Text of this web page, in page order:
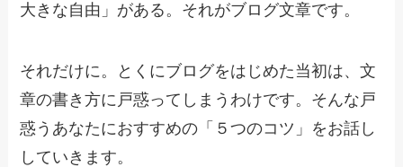
大きな自由」がある。それがブログ文章です。
それだけに。とくにブログをはじめた当初は、文
章の書き方に戸惑ってしまうわけです。そんな戸
惑うあなたにおすすめの「５つのコツ」をお話し
していきます。